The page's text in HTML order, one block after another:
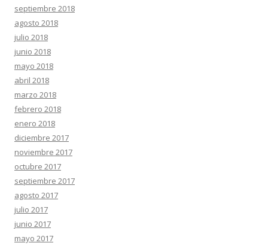
septiembre 2018
agosto 2018
julio 2018
junio 2018
mayo 2018
abril 2018
marzo 2018
febrero 2018
enero 2018
diciembre 2017
noviembre 2017
octubre 2017
septiembre 2017
agosto 2017
julio 2017
junio 2017
mayo 2017